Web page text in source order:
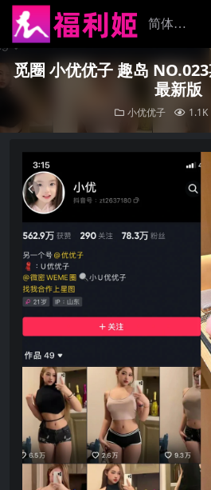
觅圈 小优优子 趣岛
最新版
小优优子 1.1K